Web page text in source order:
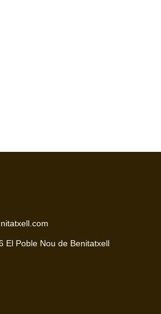
El Poble Nou de Benitatxell